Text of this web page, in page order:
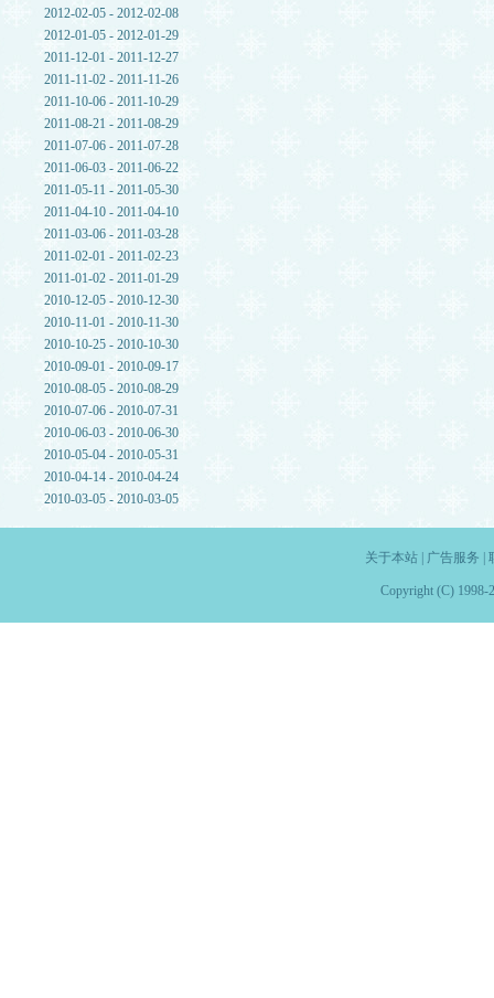
2012-02-05 - 2012-02-08
2012-01-05 - 2012-01-29
2011-12-01 - 2011-12-27
2011-11-02 - 2011-11-26
2011-10-06 - 2011-10-29
2011-08-21 - 2011-08-29
2011-07-06 - 2011-07-28
2011-06-03 - 2011-06-22
2011-05-11 - 2011-05-30
2011-04-10 - 2011-04-10
2011-03-06 - 2011-03-28
2011-02-01 - 2011-02-23
2011-01-02 - 2011-01-29
2010-12-05 - 2010-12-30
2010-11-01 - 2010-11-30
2010-10-25 - 2010-10-30
2010-09-01 - 2010-09-17
2010-08-05 - 2010-08-29
2010-07-06 - 2010-07-31
2010-06-03 - 2010-06-30
2010-05-04 - 2010-05-31
2010-04-14 - 2010-04-24
2010-03-05 - 2010-03-05
关于本站| 广告服务
Copyright (C) 1998-